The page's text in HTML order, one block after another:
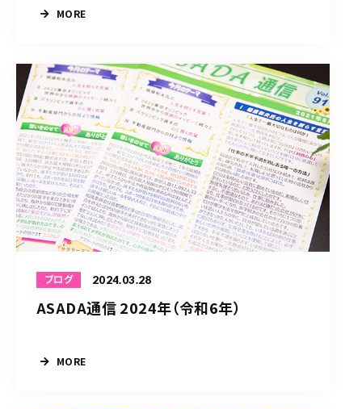
MORE
ブログ 2024.03.28
ASADA通信 2024年（令和6年）
MORE